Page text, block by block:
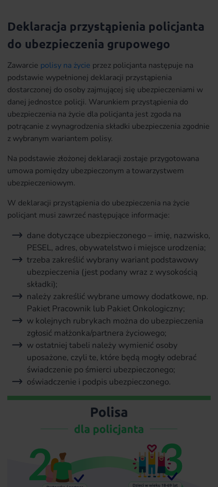
Deklaracja przystąpienia policjanta
do ubezpieczenia grupowego
Zawarcie polisy na życie przez policjanta następuje na
podstawie wypełnionej deklaracji przystąpienia
dostarczonej do osoby zajmującej się ubezpieczeniami w
danej jednostce policji. Warunkiem przystąpienia do
ubezpieczenia na życie dla policjanta jest zgoda na
potrącanie z wynagrodzenia składki ubezpieczenia zgodnie
z wybranym wariantem polisy.
Na podstawie złożonej deklaracji zostaje przygotowana
umowa pomiędzy ubezpieczonym a towarzystwem
ubezpieczeniowym.
W deklaracji przystąpienia do ubezpieczenia na życie
policjant musi zawrzeć następujące informacje:
dane dotyczące ubezpieczonego – imię, nazwisko,
PESEL, adres, obywatelstwo i miejsce urodzenia;
trzeba zakreślić wybrany wariant podstawowy
ubezpieczenia (jest podany wraz z wysokością
składki);
należy zakreślić wybrane umowy dodatkowe, np.
Pakiet Pracownik lub Pakiet Onkologiczny;
w kolejnych rubrykach można do ubezpieczenia
zgłosić małżonka/partnera życiowego;
w ostatniej tabeli należy wymienić osoby
uposażone, czyli te, które będą mogły odebrać
świadczenie po śmierci ubezpieczonego;
oświadczenie i podpis ubezpieczonego.